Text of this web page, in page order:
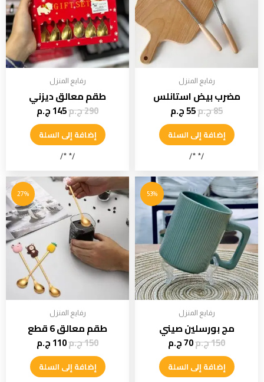
رفايع المنزل
مضرب بيض استانلس
85ج.م55ج.م
إضافة إلى السلة
/* */
رفايع المنزل
طقم معالق ديزني
290ج.م145ج.م
إضافة إلى السلة
/* */
53%
رفايع المنزل
مج بورسلين صيني
150ج.م70ج.م
إضافة إلى السلة
27%
رفايع المنزل
طقم معالق 6 قطع
150ج.م110ج.م
إضافة إلى السلة